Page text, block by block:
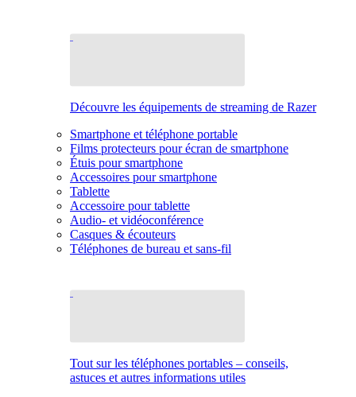
Découvre les équipements de streaming de Razer
Smartphone et téléphone portable
Films protecteurs pour écran de smartphone
Étuis pour smartphone
Accessoires pour smartphone
Tablette
Accessoire pour tablette
Audio- et vidéoconférence
Casques & écouteurs
Téléphones de bureau et sans-fil
Tout sur les téléphones portables – conseils,
astuces et autres informations utiles